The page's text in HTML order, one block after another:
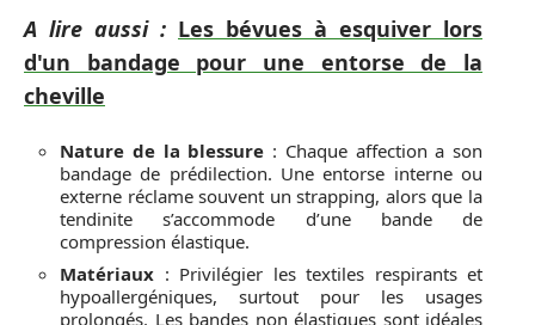
A lire aussi : Les bévues à esquiver lors
d'un bandage pour une entorse de la
cheville
Nature de la blessure : Chaque affection a son
bandage de prédilection. Une entorse interne ou
externe réclame souvent un strapping, alors que la
tendinite s’accommode d’une bande de
compression élastique.
Matériaux : Privilégier les textiles respirants et
hypoallergéniques, surtout pour les usages
prolongés. Les bandes non élastiques sont idéales